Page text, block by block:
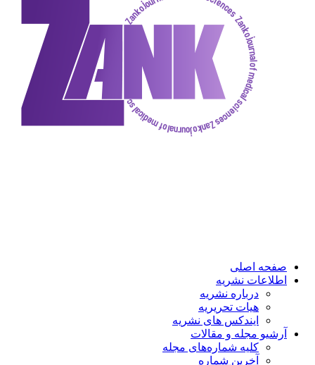
اصلی
نشریه
درباره نشریه
هیات تحریریه
ایندکس های نشریه
مجله و مقالات
کلیه شماره‌های مجله
آخرین شماره